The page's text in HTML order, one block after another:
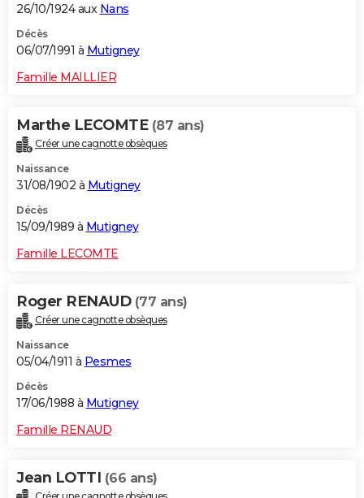
26/10/1924 aux Nans
Décès
06/07/1991 à Mutigney
Famille MAILLIER
Marthe LECOMTE (87 ans)
Créer une cagnotte obsèques
Naissance
31/08/1902 à Mutigney
Décès
15/09/1989 à Mutigney
Famille LECOMTE
Roger RENAUD (77 ans)
Créer une cagnotte obsèques
Naissance
05/04/1911 à Pesmes
Décès
17/06/1988 à Mutigney
Famille RENAUD
Jean LOTTI (66 ans)